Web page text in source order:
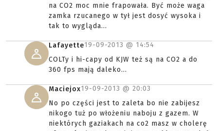
na CO2 moc mnie frapowała. Być może waga
zamka rzucanego w tył jest dosyć wysoka i
tak to wygląda...
Lafayette19-09-2013 @ 14:54
COLTy i hi-capy od KJW też są na CO2 a do
360 fps mają daleko...
Maciejox19-09-2013 @ 20:03
No po części jest to zaleta bo nie zabijesz
nikogo tuż po włożeniu naboju z gazem. W
niektórych gaziakach na co2 masz w cholerę